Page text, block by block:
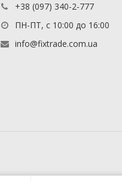
+38 (097) 340-2-777
ПН-ПТ, с 10:00 до 16:00
info@fixtrade.com.ua